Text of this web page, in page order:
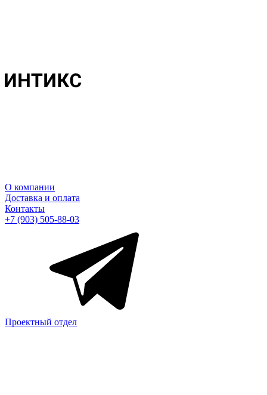
О компании
Доставка и оплата
Контакты
+7 (903) 505-88-03
Проектный отдел